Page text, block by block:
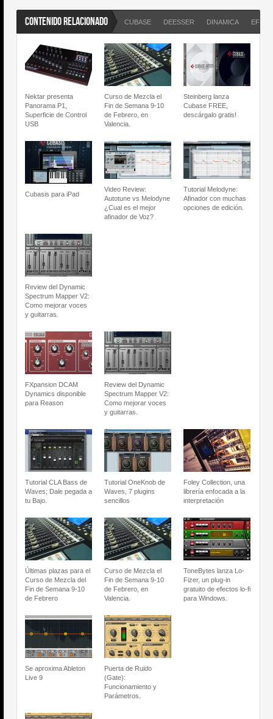
CONTENIDO RELACIONADO CUBASE DEESSER DINAMICA
Nektar presenta
Panorama P1,
Superficie de Control
USB
Curso de Mezcla el
Fin de Semana 9-10
de Febrero, en
Valencia.
Steinberg lanza
Cubase FREE,
descárgalo gratis!
Cubasis para iPad
Video Review:
Autotune vs Melodyne
¿Cual es el mejor
afinador de Voz?
Tutorial Melodyne:
Afinador con muchas
opciones de edición.
Review del Dynamic
Spectrum Mapper V2:
Como mejorar voces
y guitarras.
FXpansion DCAM
Dynamics disponible
para Reason
Review del Dynamic
Spectrum Mapper V2:
Como mejorar voces
y guitarras.
Tutorial CLA Bass de
Waves; Dale pegada a
tu Bajo.
Tutorial OneKnob de
Waves, 7 plugins
sencillos
Foley Collection, una
librería enfocada a la
interpretación
Últimas plazas para el
Curso de Mezcla del
Fin de Semana 9-10
de Febrero
Curso de Mezcla el
Fin de Semana 9-10
de Febrero, en
Valencia.
ToneBytes lanza Lo-
Fizer, un plug-in
gratuito de efectos lo-fi
para Windows.
Se aproxima Ableton
Live 9
Puerta de Ruido
(Gate):
Funcionamiento y
Parámetros.